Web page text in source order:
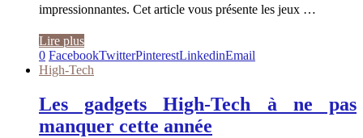
impressionnantes. Cet article vous présente les jeux …
Lire plus
0 FacebookTwitterPinterestLinkedinEmail
High-Tech
Les gadgets High-Tech à ne pas
manquer cette année